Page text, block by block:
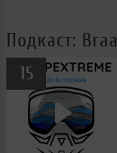
Подкаст:
15